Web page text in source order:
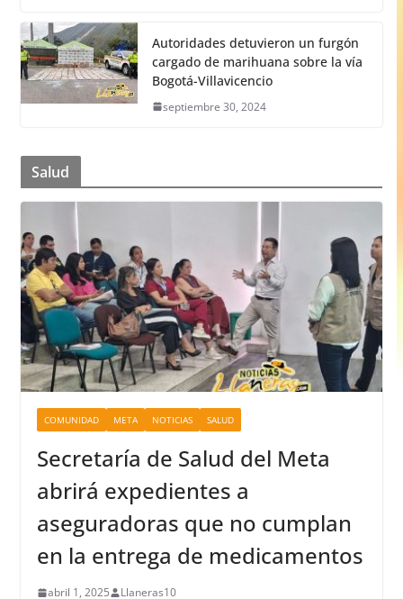
Autoridades detuvieron un furgón
cargado de marihuana sobre la vía
Bogotá-Villavicencio
septiembre 30, 2024
Salud
COMUNIDAD META NOTICIAS SALUD
Secretaría de Salud del Meta
abrirá expedientes a
aseguradoras que no cumplan
en la entrega de medicamentos
abril 1, 2025 Llaneras10